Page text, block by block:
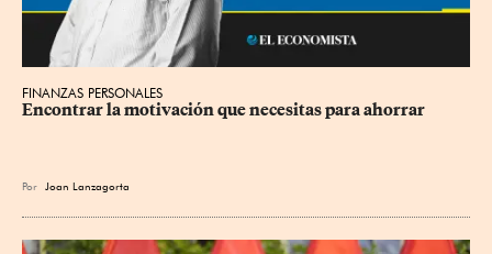
FINANZAS PERSONALES
Encontrar la motivación que necesitas para ahorrar
Por Joan Lanzagorta